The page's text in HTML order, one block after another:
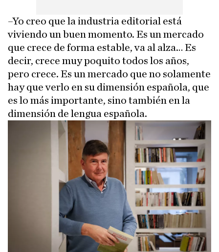
–Yo creo que la industria editorial está
viviendo un buen momento. Es un mercado
que crece de forma estable, va al alza… Es
decir, crece muy poquito todos los años,
pero crece. Es un mercado que no solamente
hay que verlo en su dimensión española, que
es lo más importante, sino también en la
dimensión de lengua española.